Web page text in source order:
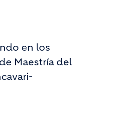
en los
Maestría del